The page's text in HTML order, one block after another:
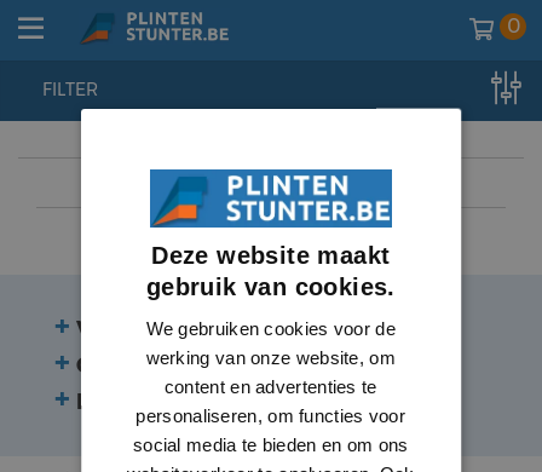
0
home //
FILTER
Veelgestelde vragen
Contact
Beoordelingen
Deze website maakt
gebruik van cookies.
We gebruiken cookies voor de
werking van onze website, om
content en advertenties te
personaliseren, om functies voor
social media te bieden en om ons